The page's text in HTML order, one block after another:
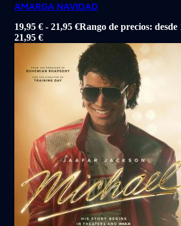
AMARGA NAVIDAD
19,95 € - 21,95 €Rango de precios: desde
21,95 €